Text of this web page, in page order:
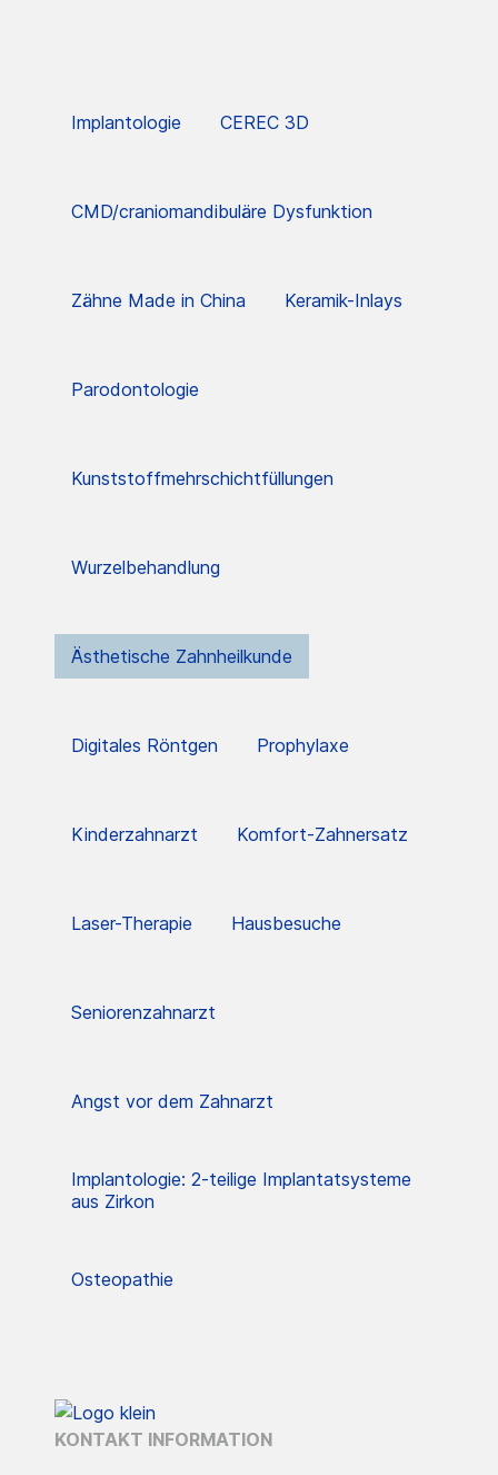
Implantologie CEREC 3D
CMD/craniomandibuläre Dysfunktion
Zähne Made in China Keramik-Inlays
Parodontologie
Kunststoffmehrschichtfüllungen
Wurzelbehandlung
Ästhetische Zahnheilkunde
Digitales Röntgen Prophylaxe
Kinderzahnarzt Komfort-Zahnersatz
Laser-Therapie Hausbesuche
Seniorenzahnarzt
Angst vor dem Zahnarzt
Implantologie: 2-teilige Implantatsysteme
aus Zirkon
Osteopathie
KONTAKT INFORMATION